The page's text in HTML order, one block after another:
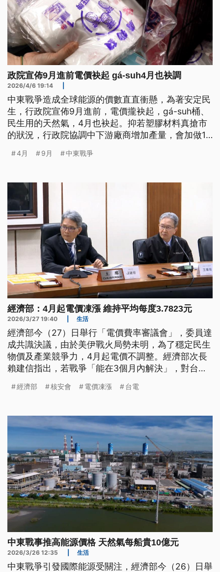
政院宣佈9月進前電價袂起 gá-suh4月也袂調
2026/4/6 19:14
中東戰爭造成全球能源的價數直直衝懸，為著安定民
生，行政院宣佈9月進前，電價攏袂起，gá-suh桶、
民生用的天然氣，4月也袂起。抑若塑膠材料真搶市
的狀況，行政院協調中下游廠商增加產量，會加做12
原料，產發署會協助優先供應。（新聞標題、導言為
4月 9月 中東戰爭
經濟部：4月起電價凍漲 維持平均每度3.7823元
2026/3/27 19:40 生活
經濟部今（27）日舉行「電價費率審議會」，委員達
成共識決議，由於美伊戰火局勢未明，為了穩定民生
物價及產業競爭力，4月起電價不調整。經濟部次長
賴建信指出，若戰爭「能在3個月內解決」，對台電
計畫已獲經濟部核復同意提送核安會，後續需進行自
備運轉資格。
經濟部 核安會 電價凍漲 台電
中東戰事推高能源價格 天然氣每船貴10億元
2026/3/26 12:35 生活
中東戰爭引發國際能源受關注，經濟部今（26）日舉